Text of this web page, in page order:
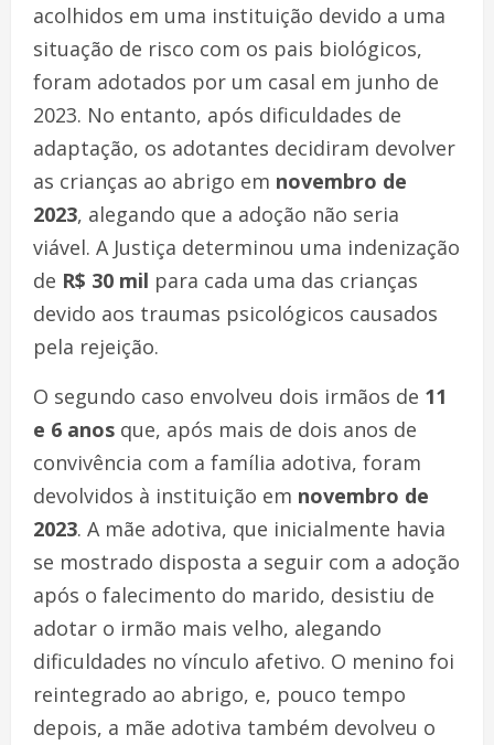
acolhidos em uma instituição devido a uma
situação de risco com os pais biológicos,
foram adotados por um casal em junho de
2023. No entanto, após dificuldades de
adaptação, os adotantes decidiram devolver
as crianças ao abrigo em novembro de
2023, alegando que a adoção não seria
viável. A Justiça determinou uma indenização
de R$ 30 mil para cada uma das crianças
devido aos traumas psicológicos causados
pela rejeição.
O segundo caso envolveu dois irmãos de 11
e 6 anos que, após mais de dois anos de
convivência com a família adotiva, foram
devolvidos à instituição em novembro de
2023. A mãe adotiva, que inicialmente havia
se mostrado disposta a seguir com a adoção
após o falecimento do marido, desistiu de
adotar o irmão mais velho, alegando
dificuldades no vínculo afetivo. O menino foi
reintegrado ao abrigo, e, pouco tempo
depois, a mãe adotiva também devolveu o